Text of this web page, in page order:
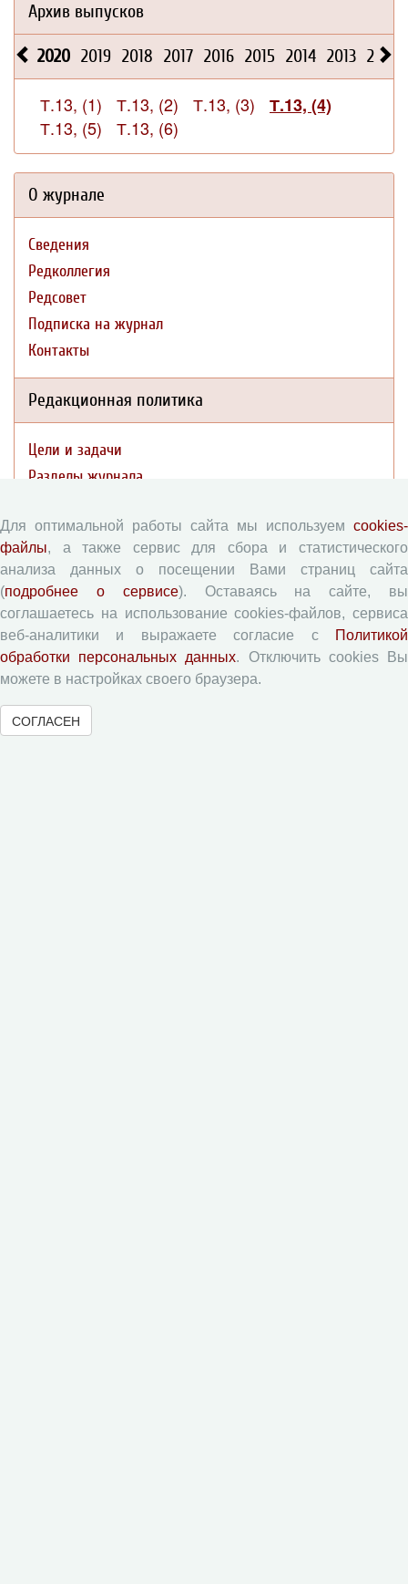
Архив выпусков
2020 2019 2018 2017 2016 2015 2014 2013 2012
Т.13, (1) Т.13, (2) Т.13, (3)
Т.13, (4)
Т.13, (5)
Т.13, (6)
О журнале
Сведения
Редколлегия
Редсовет
Подписка на журнал
Контакты
Редакционная политика
Цели и задачи
Разделы журнала
Публикационная этика
Индексирование
Архивация
Политика открытого доступа
Политика раскрытия
Публикации
Текущий номер (Том 19, №3, 2026)
Для оптимальной работы сайта мы используем cookies-
файлы, а также сервис для сбора и статистического
анализа данных о посещении Вами страниц сайта
(подробнее о сервисе). Оставаясь на сайте, вы
соглашаетесь на использование cookies-файлов, сервиса
веб-аналитики и выражаете согласие с
Политикой
обработки персональных данных. Отключить cookies Вы
можете в настройках своего браузера.
СОГЛАСЕН